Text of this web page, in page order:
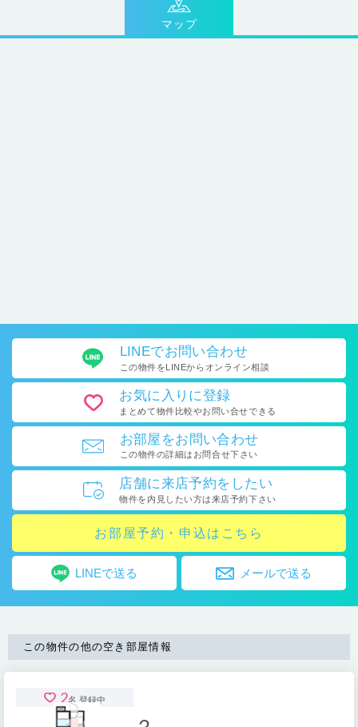
マップ
LINEでお問い合わせ
この物件をLINEから オンライン相談
お気に入り に登録
まとめて物件比較やお問い合せできる
お部屋をお問い合わせ
この物件の詳細はお問合せ下さい
店舗に来店予約をしたい
物件を内見したい方は来店予約下さい
お部屋予約・申込はこちら
LINEで送る メールで送る
この物件の他の空き部屋情報
2名 登録中